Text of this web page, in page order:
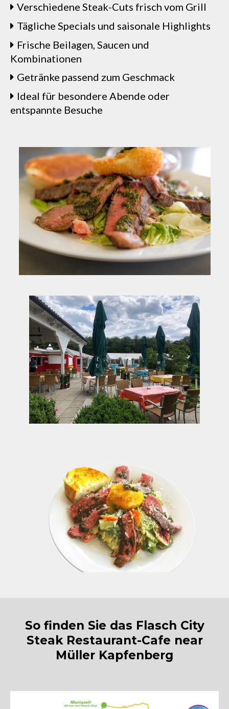
Verschiedene Steak-Cuts frisch vom Grill
Tägliche Specials und saisonale Highlights
Frische Beilagen, Saucen und
Kombinationen
Getränke passend zum Geschmack
Ideal für besondere Abende oder
entspannte Besuche
So finden Sie das Flasch City
Steak Restaurant-Cafe near
Müller Kapfenberg